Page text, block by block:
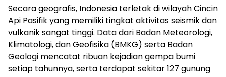
Secara geografis, Indonesia terletak di wilayah Cincin
Api Pasifik yang memiliki tingkat aktivitas seismik dan
vulkanik sangat tinggi. Data dari Badan Meteorologi,
Klimatologi, dan Geofisika (BMKG) serta Badan
Geologi mencatat ribuan kejadian gempa bumi
setiap tahunnya, serta terdapat sekitar 127 gunung